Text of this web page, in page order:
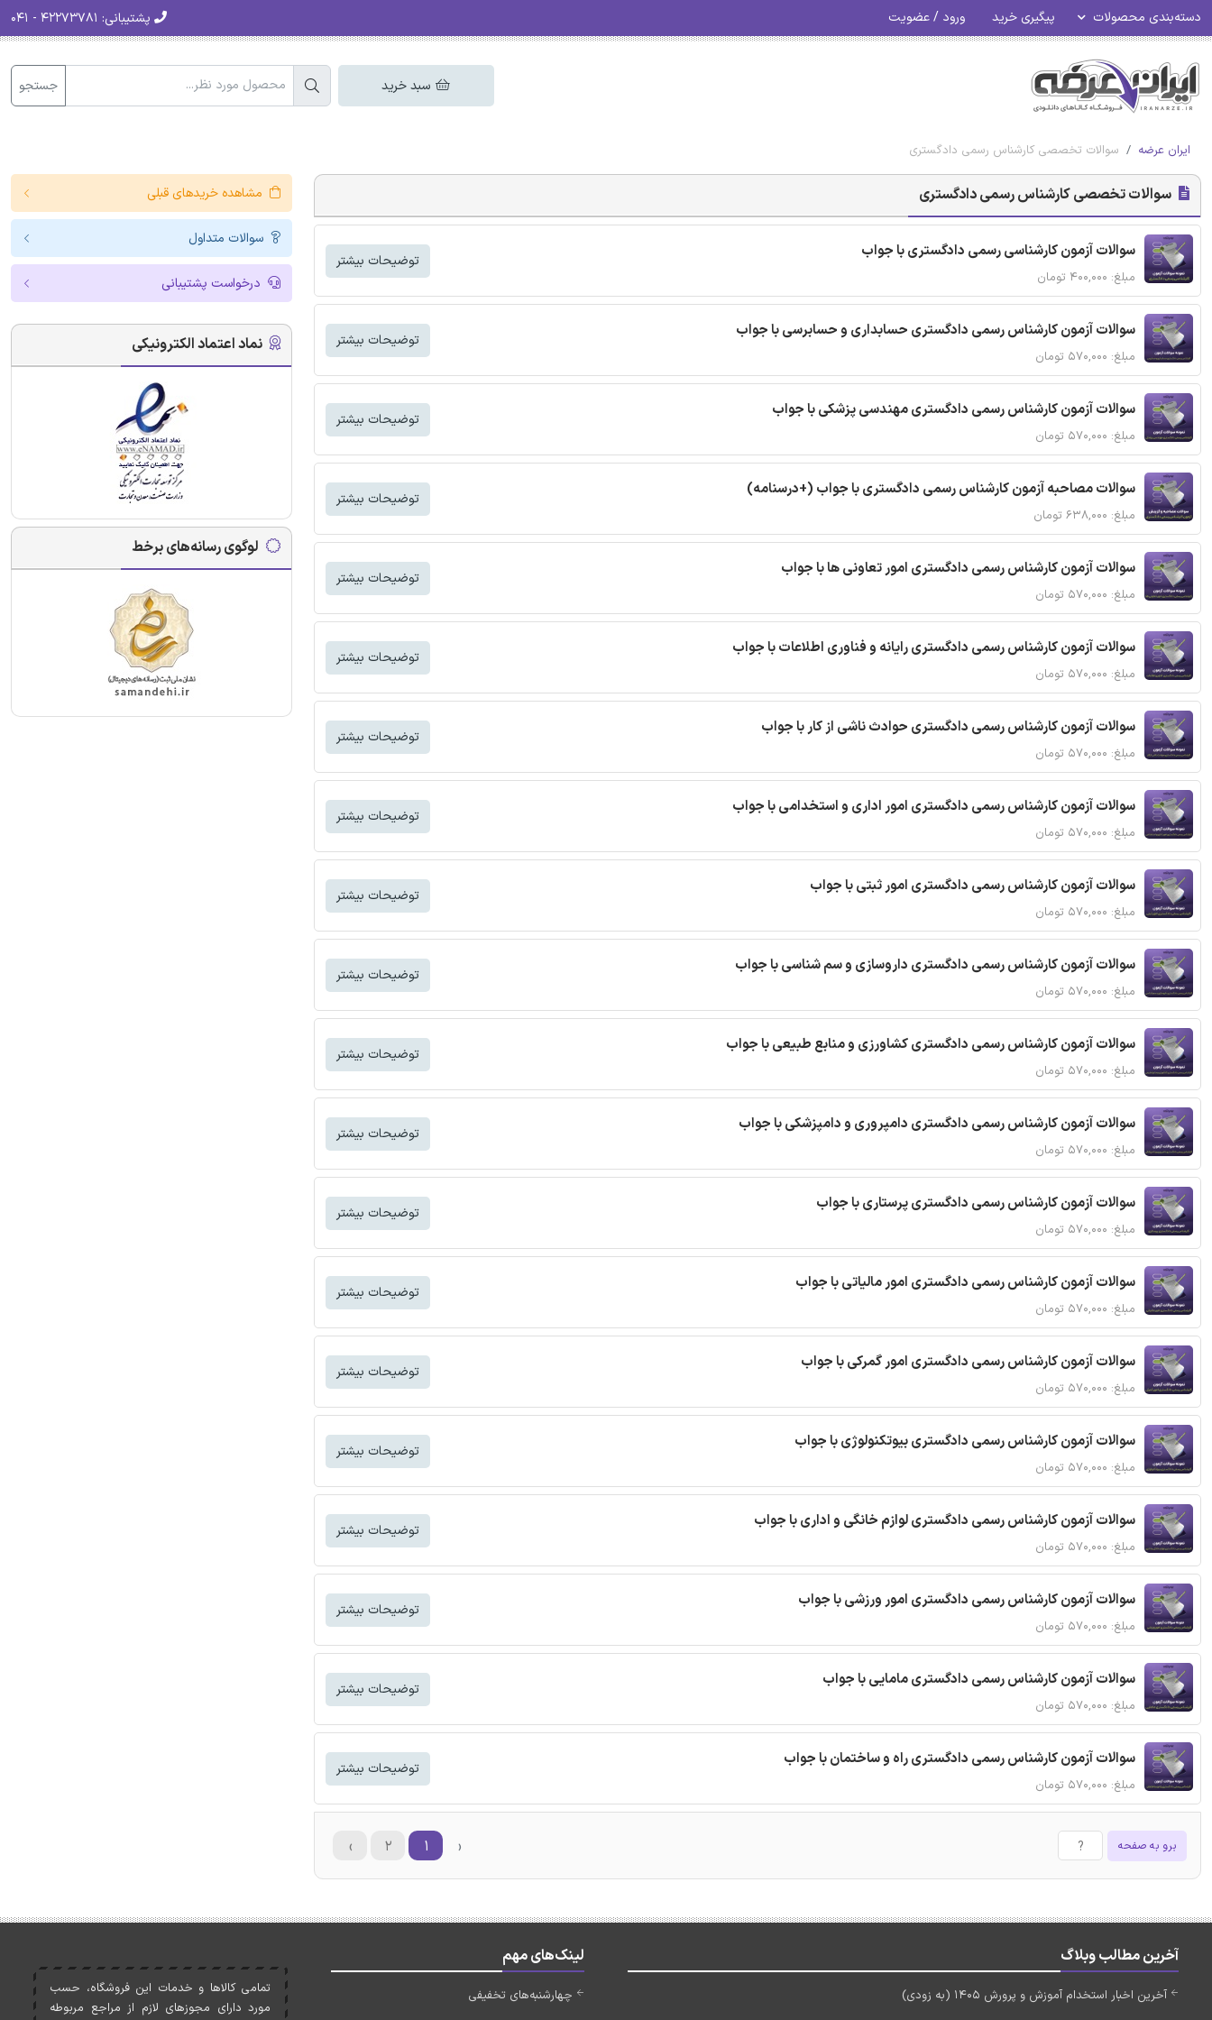
دسته‌بندی محصولات پیگیری خرید ورود / عضویت پشتیبانی:
سبد خرید جستجو
ایران عرضه سوالات تخصصی کارشناس رسمی دادگستری
سوالات تخصصی کارشناس رسمی دادگستری
سوالات آزمون کارشناسی رسمی دادگستری با جواب
مبلغ: ۴۰۰,۰۰۰ تومان
توضیحات بیشتر
سوالات آزمون کارشناس رسمی دادگستری حسابداری و حسابرسی با جواب
مبلغ: ۵۷۰,۰۰۰ تومان
توضیحات بیشتر
سوالات آزمون کارشناس رسمی دادگستری مهندسی پزشکی با جواب
مبلغ: ۵۷۰,۰۰۰ تومان
توضیحات بیشتر
سوالات مصاحبه آزمون کارشناس رسمی دادگستری با جواب (+درسنامه)
مبلغ: ۶۳۸,۰۰۰ تومان
توضیحات بیشتر
سوالات آزمون کارشناس رسمی دادگستری امور تعاونی ها با جواب
مبلغ: ۵۷۰,۰۰۰ تومان
توضیحات بیشتر
سوالات آزمون کارشناس رسمی دادگستری رایانه و فناوری اطلاعات با جواب
مبلغ: ۵۷۰,۰۰۰ تومان
توضیحات بیشتر
سوالات آزمون کارشناس رسمی دادگستری حوادث ناشی از کار با جواب
مبلغ: ۵۷۰,۰۰۰ تومان
توضیحات بیشتر
سوالات آزمون کارشناس رسمی دادگستری امور اداری و استخدامی با جواب
مبلغ: ۵۷۰,۰۰۰ تومان
توضیحات بیشتر
سوالات آزمون کارشناس رسمی دادگستری امور ثبتی با جواب
مبلغ: ۵۷۰,۰۰۰ تومان
توضیحات بیشتر
سوالات آزمون کارشناس رسمی دادگستری داروسازی و سم شناسی با جواب
مبلغ: ۵۷۰,۰۰۰ تومان
توضیحات بیشتر
سوالات آزمون کارشناس رسمی دادگستری کشاورزی و منابع طبیعی با جواب
مبلغ: ۵۷۰,۰۰۰ تومان
توضیحات بیشتر
سوالات آزمون کارشناس رسمی دادگستری دامپروری و دامپزشکی با جواب
مبلغ: ۵۷۰,۰۰۰ تومان
توضیحات بیشتر
سوالات آزمون کارشناس رسمی دادگستری پرستاری با جواب
مبلغ: ۵۷۰,۰۰۰ تومان
توضیحات بیشتر
سوالات آزمون کارشناس رسمی دادگستری امور مالیاتی با جواب
مبلغ: ۵۷۰,۰۰۰ تومان
توضیحات بیشتر
سوالات آزمون کارشناس رسمی دادگستری امور گمرکی با جواب
مبلغ: ۵۷۰,۰۰۰ تومان
توضیحات بیشتر
سوالات آزمون کارشناس رسمی دادگستری بیوتکنولوژی با جواب
مبلغ: ۵۷۰,۰۰۰ تومان
توضیحات بیشتر
سوالات آزمون کارشناس رسمی دادگستری لوازم خانگی و اداری با جواب
مبلغ: ۵۷۰,۰۰۰ تومان
توضیحات بیشتر
سوالات آزمون کارشناس رسمی دادگستری امور ورزشی با جواب
مبلغ: ۵۷۰,۰۰۰ تومان
توضیحات بیشتر
سوالات آزمون کارشناس رسمی دادگستری مامایی با جواب
مبلغ: ۵۷۰,۰۰۰ تومان
توضیحات بیشتر
سوالات آزمون کارشناس رسمی دادگستری راه و ساختمان با جواب
مبلغ: ۵۷۰,۰۰۰ تومان
توضیحات بیشتر
برو به صفحه ‹ ۱ ۲ ›
مشاهده خریدهای قبلی
سوالات متداول
درخواست پشتیبانی
نماد اعتماد الکترونیکی
لوگوی رسانه‌های برخط
آخرین مطالب وبلاگ
آخرین اخبار استخدام آموزش و پرورش 1405 (به زودی)
لینک‌های مهم
چهارشنبه‌های تخفیفی
تمامی کالاها و خدمات اين فروشگاه، حسب
مورد دارای مجوزهای لازم از مراجع مربوطه